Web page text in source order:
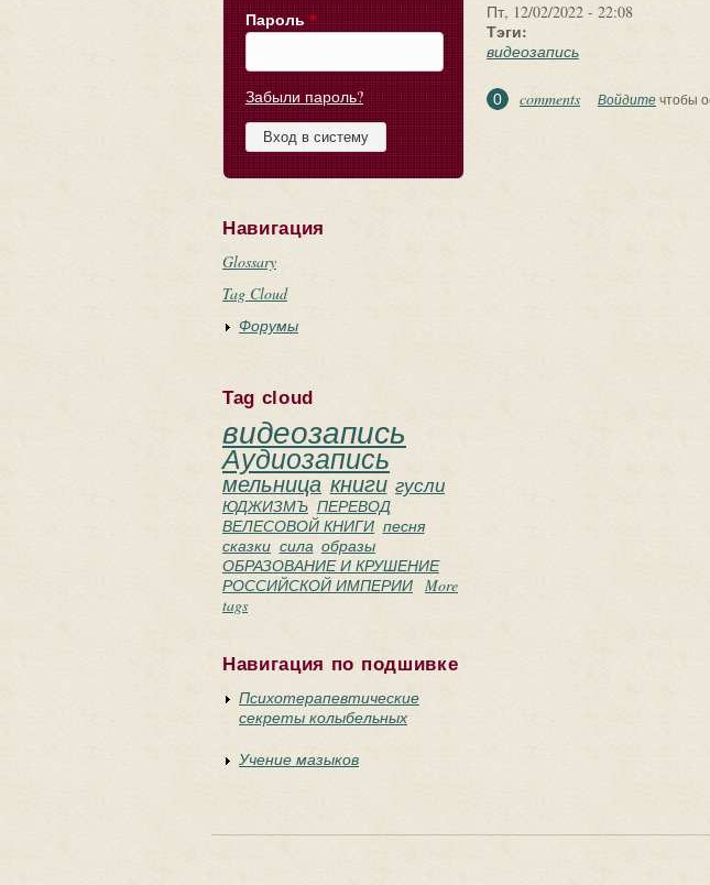
Пароль *
Забыли пароль?
Навигация
Glossary
Tag Cloud
Форумы
Tag cloud
видеозапись
Аудиозапись
мельница книги гусли
ЮДЖИЗМЪ ПЕРЕВОД
ВЕЛЕСОВОЙ КНИГИ песня
сказки сила образы
ОБРАЗОВАНИЕ И КРУШЕНИЕ
РОССИЙСКОЙ ИМПЕРИИ More
tags
Навигация по подшивке
Психотерапевтические
секреты колыбельных
Учение мазыков
Пт, 12/02/2022 - 22:08
Тэги:
видеозапись
0 comments Войдитечтобы